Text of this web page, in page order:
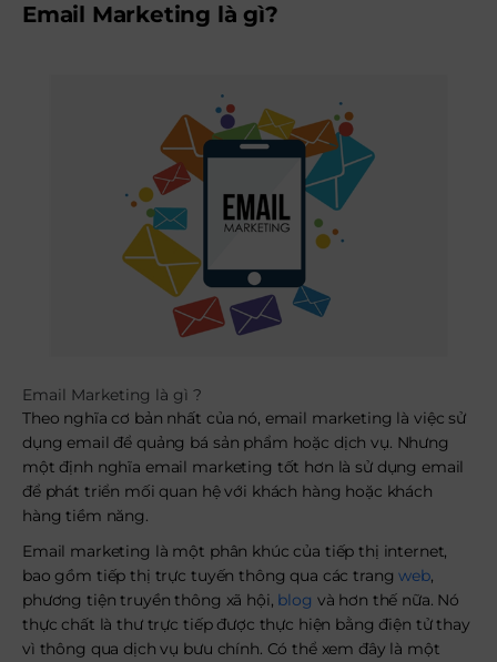
Email Marketing là gì?
Email Marketing là gì ?
Theo nghĩa cơ bản nhất của nó, email marketing là việc sử
dụng email để quảng bá sản phẩm hoặc dịch vụ. Nhưng
một định nghĩa email marketing tốt hơn là sử dụng email
để phát triển mối quan hệ với khách hàng hoặc khách
hàng tiềm năng.
Email marketing là một phân khúc của tiếp thị internet,
bao gồm tiếp thị trực tuyến thông qua các trangweb,
phương tiện truyền thông xã hội, blog và hơn thế nữa. Nó
thực chất là thư trực tiếp được thực hiện bằng điện tử thay
vì thông qua dịch vụ bưu chính. Có thể xem đây là một